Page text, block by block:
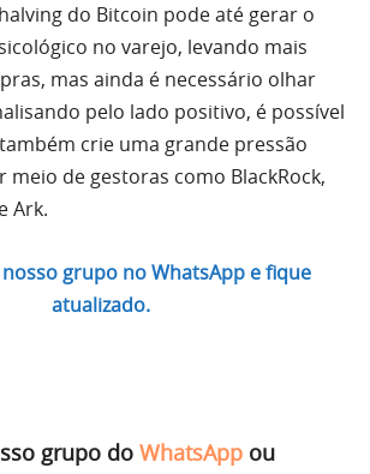
do Bitcoin pode até gerar o
no varejo, levando mais
mas ainda é necessário olhar
pelo lado positivo, é possível
crie uma grande pressão
de gestoras como BlackRock,
Ark.
grupo no WhatsApp e fique
atualizado.
grupo do WhatsApp ou